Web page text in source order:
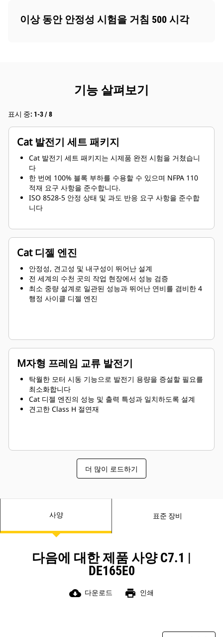
이상 동안 안정성 시험을 거침 500 시각
기능 살펴보기
표시 중: 1-3 / 8
Cat 발전기 세트 패키지
Cat 발전기 세트 패키지는 시제품 완전 시험을 거쳤습니
다
한 번에 100% 블록 부하를 수용할 수 있으며 NFPA 110
적재 요구 사항을 준수합니다.
ISO 8528-5 안정 상태 및 과도 반응 요구 사항을 준수합
니다
Cat 디젤 엔진
안정성, 견고성 및 내구성이 뛰어난 설계
전 세계의 수천 곳의 작업 현장에서 성능 검증
최소 중량 설계로 일관된 성능과 뛰어난 연비를 겸비한 4
행정 사이클 디젤 엔진
M자형 프레임 교류 발전기
탁월한 모터 시동 기능으로 발전기 용량을 증설할 필요를
최소화합니다
Cat 디젤 엔진의 성능 및 출력 특성과 일치하도록 설계
견고한 Class H 절연재
더 많이 로드하기
사양 표준 장비
다음에 대한 제품 사양 C7.1 |
DE165E0
cloud_download 다운로드 print 인쇄